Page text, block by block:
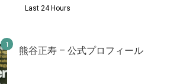
Last 24 Hours
熊谷正寿 – 公式プロフィール